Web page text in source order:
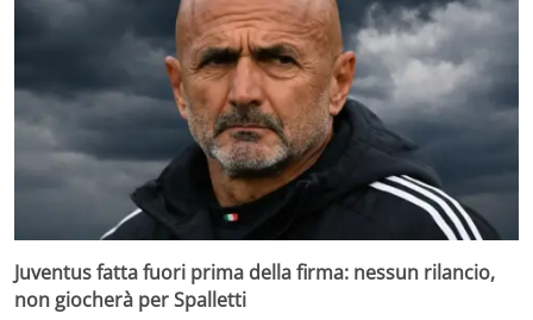
Juventus fatta fuori prima della firma: nessun rilancio,
non giocherà per Spalletti